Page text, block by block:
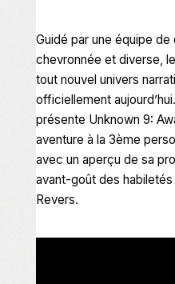
Guidé par une équipe
chevronnée et diverse,
tout nouvel univers
officiellement
présente Unknown 9:
aventure à la 3ème
avec un aperçu de sa
avant-goût des
Revers.